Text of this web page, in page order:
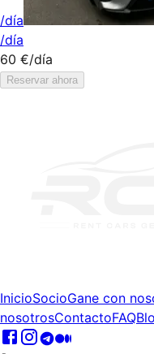
/día
/día
60 €/día
Reservar ahora
InicioSocioGane con
nosotrosContactoFAQ